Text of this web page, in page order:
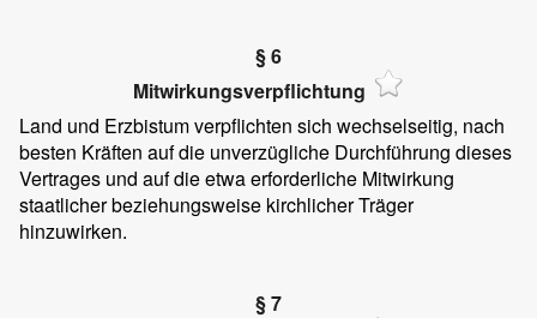
§ 6
Mitwirkungsverpflichtung
Land und Erzbistum verpflichten sich wechselseitig, nach
besten Kräften auf die unverzügliche Durchführung dieses
Vertrages und auf die etwa erforderliche Mitwirkung
staatlicher beziehungsweise kirchlicher Träger
hinzuwirken.
§ 7